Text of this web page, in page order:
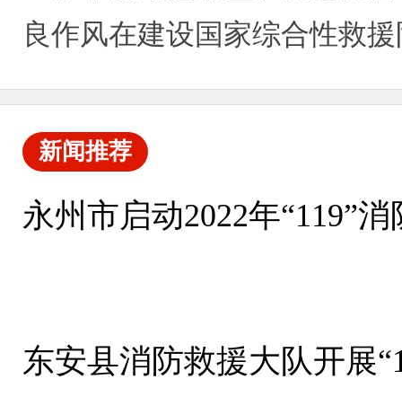
良作风在建设国家综合性救
新闻推荐
永州市启动2022年“119”
东安县消防救援大队开展